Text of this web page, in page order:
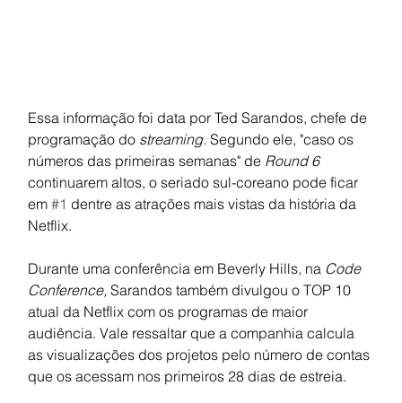
Essa informação foi data por Ted Sarandos, chefe de
programação do streaming. Segundo ele, "caso os
números das primeiras semanas" de Round 6
continuarem altos, o seriado sul-coreano pode ficar
em #1 dentre as atrações mais vistas da história da
Netflix.
Durante uma conferência em Beverly Hills, na Code
Conference, Sarandos também divulgou o TOP 10
atual da Netflix com os programas de maior
audiência. Vale ressaltar que a companhia calcula
as visualizações dos projetos pelo número de contas
que os acessam nos primeiros 28 dias de estreia.